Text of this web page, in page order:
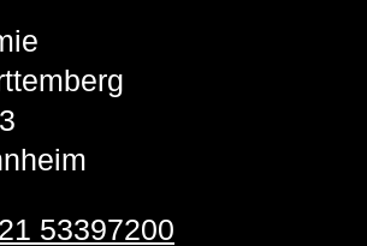
53397200